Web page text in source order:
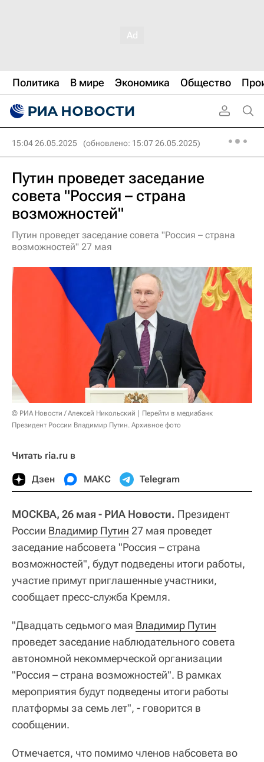
Политика В мире Экономика Общество
15:04 26.05.2025 (обновлено: 15:07 26.05.2025)
Путин проведет заседание
совета "Россия – страна
возможностей"
Путин проведет заседание совета "Россия – страна
возможностей" 27 мая
© РИА Новости / Алексей Никольский
Перейти в медиабанк
Президент России Владимир Путин. Архивное фото
Читать ria.ru в
Дзен МАКС Telegram
МОСКВА, 26 мая - РИА Новости. Президент
России Владимир Путин 27 мая проведет
заседание набсовета "Россия – страна
возможностей", будут подведены итоги работы,
участие примут приглашенные участники,
сообщает пресс-служба Кремля.
"Двадцать седьмого мая Владимир Путин
проведет заседание наблюдательного совета
автономной некоммерческой организации
"Россия – страна возможностей". В рамках
мероприятия будут подведены итоги работы
платформы за семь лет", - говорится в
сообщении.
Отмечается, что помимо членов набсовета во